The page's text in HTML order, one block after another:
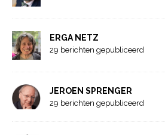
ERGA NETZ
29 berichten gepubliceerd
JEROEN SPRENGER
29 berichten gepubliceerd